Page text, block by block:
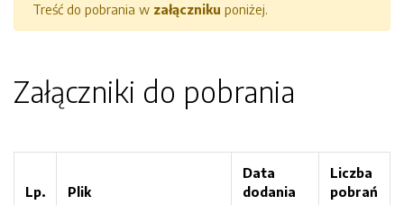
Treść do pobrania w załączniku poniżej.
Załączniki do pobrania
Lp. Plik
Data
dodania
Liczba
pobrań